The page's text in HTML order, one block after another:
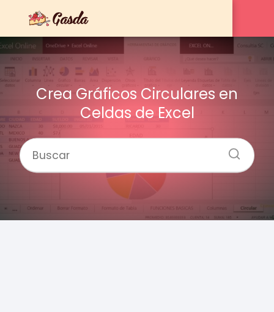
Crea Gráficos Circulares en
Celdas de Excel